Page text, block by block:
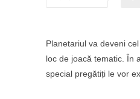
Planetariul va deveni
loc de joacă tematic. În
special pregătiți le vor